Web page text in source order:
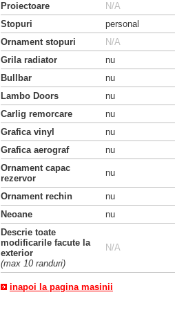
Proiectoare
N/A
Stopuri
personal
Ornament stopuri
N/A
Grila radiator
nu
Bullbar
nu
Lambo Doors
nu
Carlig remorcare
nu
Grafica vinyl
nu
Grafica aerograf
nu
Ornament capac
rezervor
nu
Ornament rechin
nu
Neoane
nu
Descrie toate
modificarile facute la
exterior
(max 10 randuri)
N/A
inapoi la pagina masinii